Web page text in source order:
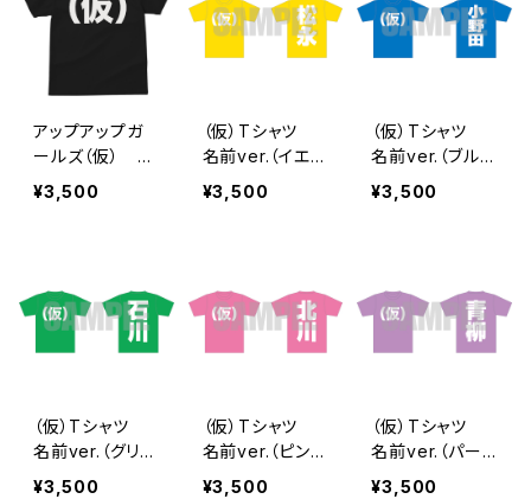
アップアップガ
ールズ（仮） ド
ライ（仮）Tシャツ
¥3,500
（仮）Tシャツ
名前ver.（イエロ
ー）
¥3,500
（仮）Tシャツ
名前ver.（ブル
ー）
¥3,500
（仮）Tシャツ
名前ver.（グリー
ン）
¥3,500
（仮）Tシャツ
名前ver.（ピン
ク）
¥3,500
（仮）Tシャツ
名前ver.（パー
プル）
¥3,500